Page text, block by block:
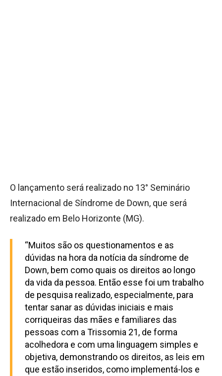
O lançamento será realizado no 13° Seminário
Internacional de Síndrome de Down, que será
realizado em Belo Horizonte (MG).
“Muitos são os questionamentos e as
dúvidas na hora da notícia da síndrome de
Down, bem como quais os direitos ao longo
da vida da pessoa. Então esse foi um trabalho
de pesquisa realizado, especialmente, para
tentar sanar as dúvidas iniciais e mais
corriqueiras das mães e familiares das
pessoas com a Trissomia 21, de forma
acolhedora e com uma linguagem simples e
objetiva, demonstrando os direitos, as leis em
que estão inseridos, como implementá-los e